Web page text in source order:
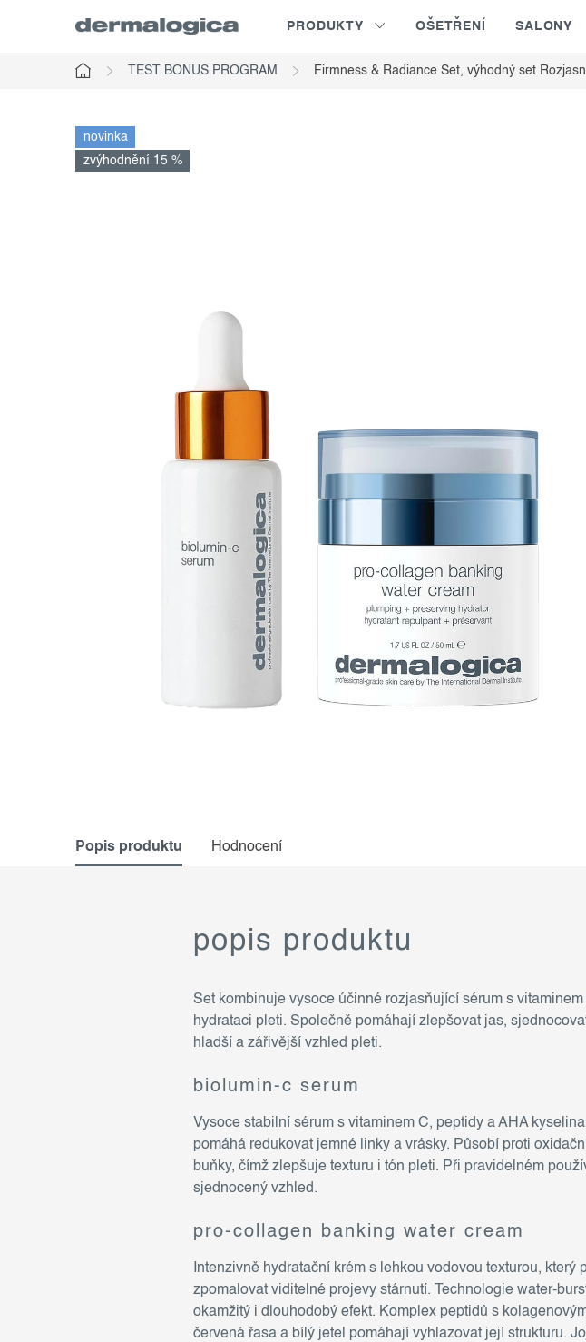
PRODUKTY OŠETŘENÍ SALONY
TEST BONUS PROGRAM Firmness & Radiance Set, výhodný set
novinka
zvýhodnění 15 %
Popis produktu Hodnocení
popis produktu
Set kombinuje vysoce účinné rozjasňující sérum s
hydrataci pleti. Společně pomáhají zlepšovat jas,
hladší a zářivější vzhled pleti.
biolumin-c serum
Vysoce stabilní sérum s vitaminem C, peptidy a AHA
pomáhá redukovat jemné linky a vrásky. Působí proti
buňky, čímž zlepšuje texturu i tón pleti. Při pravidelném
sjednocený vzhled.
pro-collagen banking water cream
Intenzivně hydratační krém s lehkou vodovou texturou,
zpomalovat viditelné projevy stárnutí. Technologie water-
okamžitý i dlouhodobý efekt. Komplex peptidů s
červená řasa a bílý jetel pomáhají vyhlazovat její strukturu.